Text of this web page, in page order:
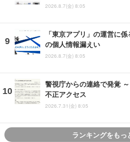
2026.8.7(金) 8:05
「東京アプリ」の運営に
の個人情報漏えい
2026.8.7(金) 8:05
警視庁からの連絡で発覚
不正アクセス
2026.7.31(金) 8:05
ランキングをもっ